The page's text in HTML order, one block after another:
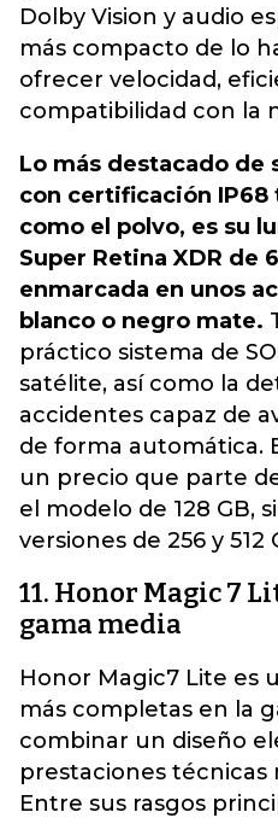
Dolby Vision y audio
más compacto de lo
ofrecer velocidad,
compatibilidad con la
Lo más destacado de
con certificación IP68
como el polvo, es su
Super Retina XDR de
enmarcada en unos
blanco o negro mate.
práctico sistema de
satélite, así como la
accidentes capaz de
de forma automática.
un precio que parte
el modelo de 128 GB,
versiones de 256 y 512
11. Honor Magic 7
gama media
Honor Magic7 Lite es
más completas en la
combinar un diseño
prestaciones técnicas
Entre sus rasgos